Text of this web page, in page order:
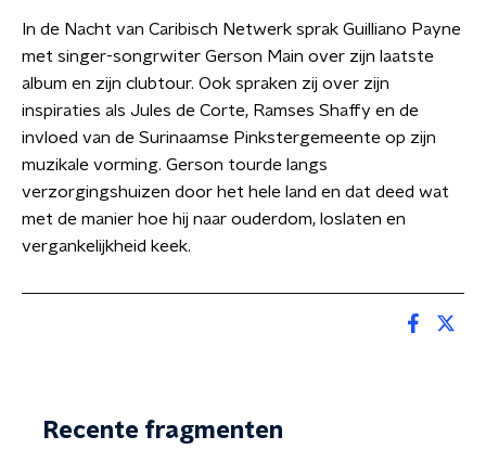
In de Nacht van Caribisch Netwerk sprak Guilliano Payne
met singer-songrwiter Gerson Main over zijn laatste
album en zijn clubtour. Ook spraken zij over zijn
inspiraties als Jules de Corte, Ramses Shaffy en de
invloed van de Surinaamse Pinkstergemeente op zijn
muzikale vorming. Gerson tourde langs
verzorgingshuizen door het hele land en dat deed wat
met de manier hoe hij naar ouderdom, loslaten en
vergankelijkheid keek.
Recente fragmenten